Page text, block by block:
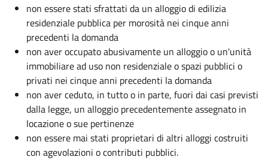
non essere stati sfrattati da un alloggio di edilizia
residenziale pubblica per morosità nei cinque anni
precedenti la domanda
non aver occupato abusivamente un alloggio o un'unità
immobiliare ad uso non residenziale o spazi pubblici o
privati nei cinque anni precedenti la domanda
non aver ceduto, in tutto o in parte, fuori dai casi previsti
dalla legge, un alloggio precedentemente assegnato in
locazione o sue pertinenze
non essere mai stati proprietari di altri alloggi costruiti
con agevolazioni o contributi pubblici.